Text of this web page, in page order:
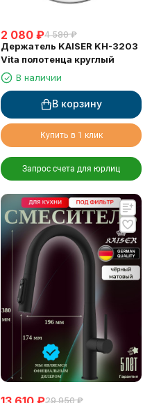
2 080 ₽4 580 ₽
Держатель KAISER KH-3203
Vita полотенца круглый
В наличии
В корзину
Купить в 1 клик
Запрос счета для юрлиц
29 950 ₽